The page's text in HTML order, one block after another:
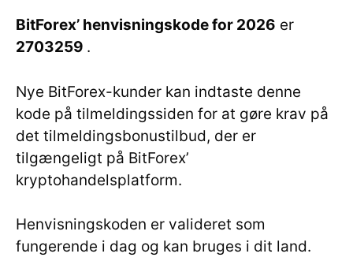
BitForex’ henvisningskode for 2026 er
2703259 .
Nye BitForex-kunder kan indtaste denne
kode på tilmeldingssiden for at gøre krav på
det tilmeldingsbonustilbud, der er
tilgængeligt på BitForex’
kryptohandelsplatform.
Henvisningskoden er valideret som
fungerende i dag og kan bruges i dit land.